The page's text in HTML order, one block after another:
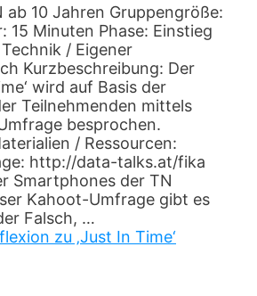
ab 10 Jahren Gruppengröße:
15 Minuten Phase: Einstieg
/ Eigener
Kurzbeschreibung: Der
wird auf Basis der
Teilnehmenden mittels
besprochen.
/ Ressourcen:
http://data-talks.at/fika
Smartphones der TN
Kahoot-Umfrage gibt es
Falsch, …
zu ‚Just In Time‘